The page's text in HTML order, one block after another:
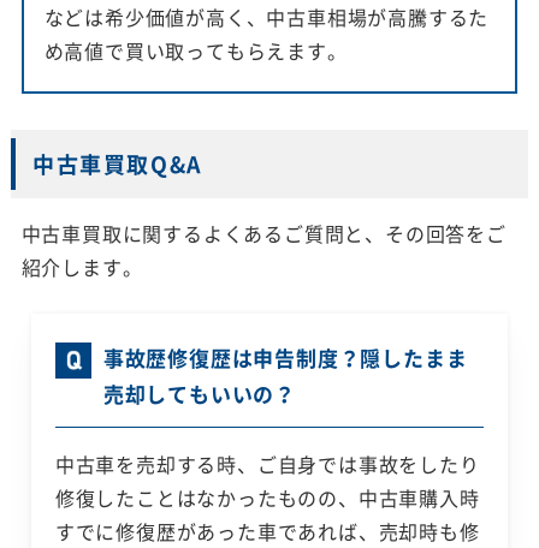
などは希少価値が高く、中古車相場が高騰するた
め高値で買い取ってもらえます。
中古車買取Q&A
中古車買取に関するよくあるご質問と、その回答をご
紹介します。
事故歴修復歴は申告制度？隠したまま
売却してもいいの？
中古車を売却する時、ご自身では事故をしたり
修復したことはなかったものの、中古車購入時
すでに修復歴があった車であれば、売却時も修